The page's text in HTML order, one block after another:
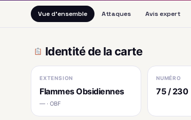
Vue d'ensemble Attaques Avis expert
Identité de la carte
EXTENSION
Flammes Obsidiennes
— · OBF
NUMÉRO
75 / 230